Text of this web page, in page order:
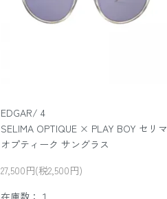
EDGAR/ 4
SELIMA OPTIQUE × PLAY BOY セリマ
オプティーク サングラス
27,500円(税2,500円)
在庫数：１